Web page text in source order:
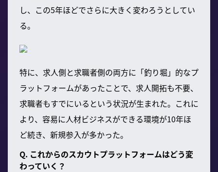
し、この5年ほどでさらに大きく変わろうとしてい
る。
特に、求人側と求職者側の両方に「釣り堀」的なプ
ラットフォームがあったことで、求人開拓も不要、
求職者もすでにいるという状況が生まれた。これに
より、容易に人材ビジネスができる環境が10年ほ
ど続き、新規参入が多かった。
Q. これからのスカウトプラットフォームはどう変
わっていく？